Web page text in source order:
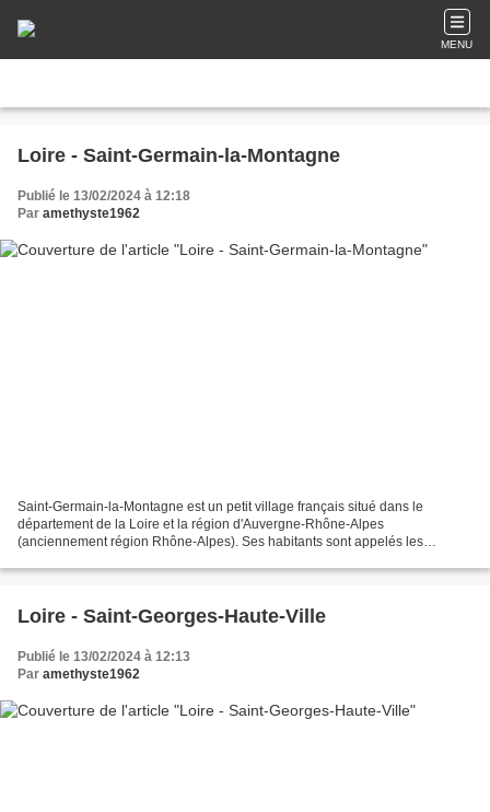
MENU
Loire - Saint-Germain-la-Montagne
Publié le 13/02/2024 à 12:18
Par amethyste1962
Saint-Germain-la-Montagne est un petit village français situé dans le
département de la Loire et la région d'Auvergne-Rhône-Alpes
(anciennement région Rhône-Alpes). Ses habitants sont appelés les
Loire - Saint-Georges-Haute-Ville
Publié le 13/02/2024 à 12:13
Par amethyste1962